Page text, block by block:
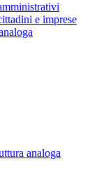
e imprese
analoga